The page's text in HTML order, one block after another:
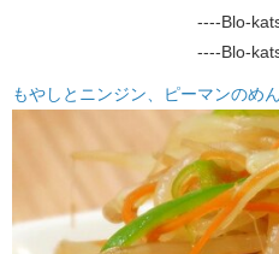
----Blo-
----Blo-
もやしとニンジン、ピーマンのめ